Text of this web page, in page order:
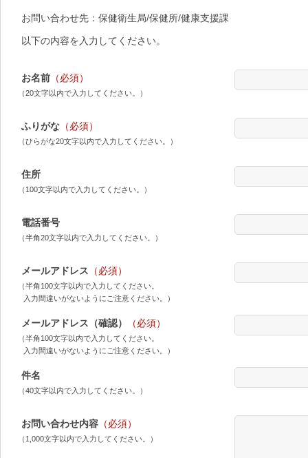
お問い合わせ先：保健衛生局/保健所/健康支援課
以下の内容を入力してください。
お名前 （必須）
（20文字以内で入力してください。）
ふりがな （必須）
（ひらがな20文字以内で入力してください。）
住所
（100文字以内で入力してください。）
電話番号
（半角20文字以内で入力してください。）
メールアドレス （必須）
（半角100文字以内で入力してください。
入力間違いがないようにご注意ください。）
メールアドレス（確認） （必須）
（半角100文字以内で入力してください。
入力間違いがないようにご注意ください。）
件名
（40文字以内で入力してください。）
お問い合わせ内容 （必須）
（1,000文字以内で入力してください。）